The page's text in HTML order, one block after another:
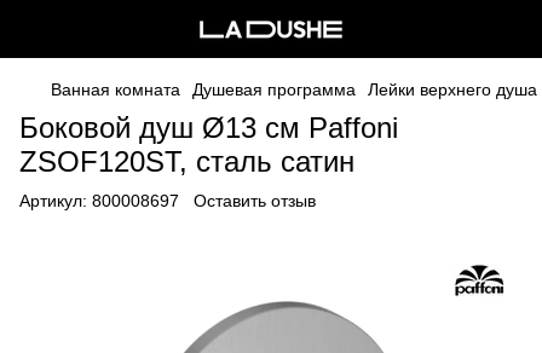
Ванная комната Душевая программа Лейки верхнего душа
Боковой душ Ø13 см Paffoni
ZSOF120ST, сталь сатин
Артикул: 800008697 Оставить отзыв